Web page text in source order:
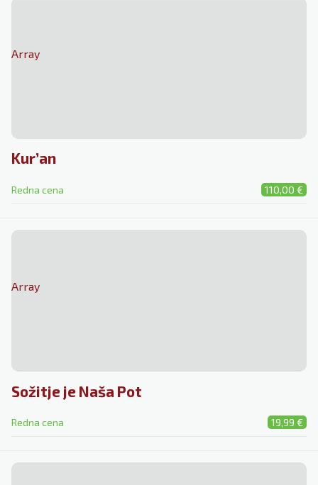
Array
Kur’an
Redna cena 110,00 €
Array
Sožitje je Naša Pot
Redna cena 19,99 €